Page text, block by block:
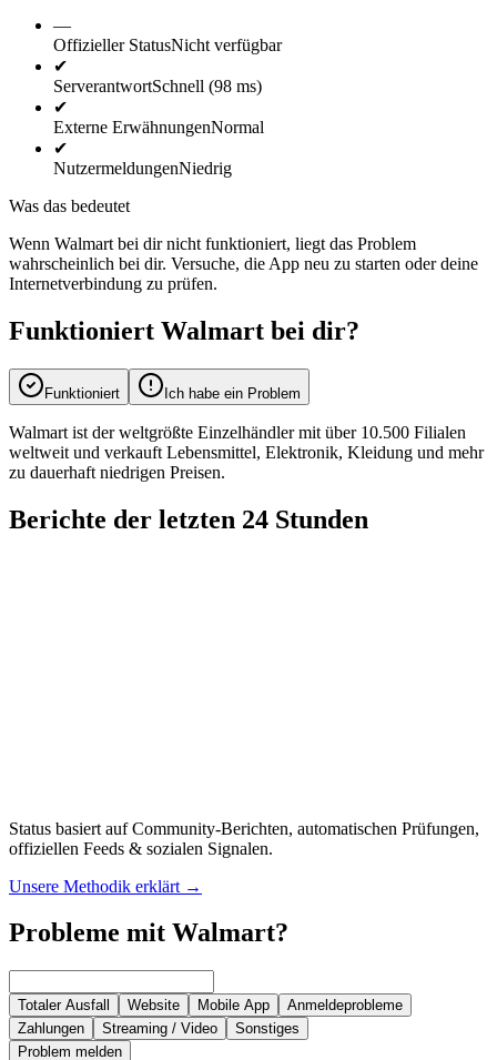
—
Offizieller StatusNicht verfügbar
✔
ServerantwortSchnell (98 ms)
✔
Externe ErwähnungenNormal
✔
NutzermeldungenNiedrig
Was das bedeutet
Wenn Walmart bei dir nicht funktioniert, liegt das Problem
wahrscheinlich bei dir. Versuche, die App neu zu starten oder deine
Internetverbindung zu prüfen.
Funktioniert Walmart bei dir?
Funktioniert Ich habe ein Problem
Walmart ist der weltgrößte Einzelhändler mit über 10.500 Filialen
weltweit und verkauft Lebensmittel, Elektronik, Kleidung und mehr
zu dauerhaft niedrigen Preisen.
Berichte der letzten 24 Stunden
Status basiert auf Community-Berichten, automatischen Prüfungen,
offiziellen Feeds & sozialen Signalen.
Unsere Methodik erklärt →
Probleme mit Walmart?
Totaler Ausfall Website Mobile App
Anmeldeprobleme
Zahlungen
Streaming / Video
Sonstiges
Problem melden